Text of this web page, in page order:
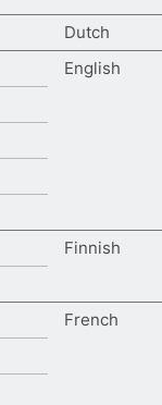
Dutch
English
Finnish
French